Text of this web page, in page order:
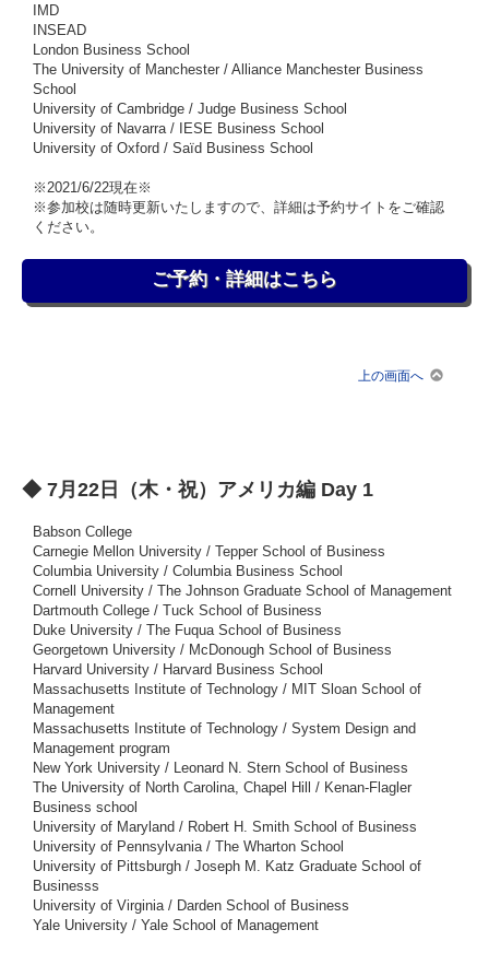
IMD
INSEAD
London Business School
The University of Manchester / Alliance Manchester Business
School
University of Cambridge / Judge Business School
University of Navarra / IESE Business School
University of Oxford / Saïd Business School
※2021/6/22現在※
※参加校は随時更新いたしますので、詳細は予約サイトをご確認
ください。
ご予約・詳細はこちら
上の画面へ
◆ 7月22日（木・祝）アメリカ編 Day 1
Babson College
Carnegie Mellon University / Tepper School of Business
Columbia University / Columbia Business School
Cornell University / The Johnson Graduate School of Management
Dartmouth College / Tuck School of Business
Duke University / The Fuqua School of Business
Georgetown University / McDonough School of Business
Harvard University / Harvard Business School
Massachusetts Institute of Technology / MIT Sloan School of
Management
Massachusetts Institute of Technology / System Design and
Management program
New York University / Leonard N. Stern School of Business
The University of North Carolina, Chapel Hill / Kenan-Flagler
Business school
University of Maryland / Robert H. Smith School of Business
University of Pennsylvania / The Wharton School
University of Pittsburgh / Joseph M. Katz Graduate School of
Businesss
University of Virginia / Darden School of Business
Yale University / Yale School of Management